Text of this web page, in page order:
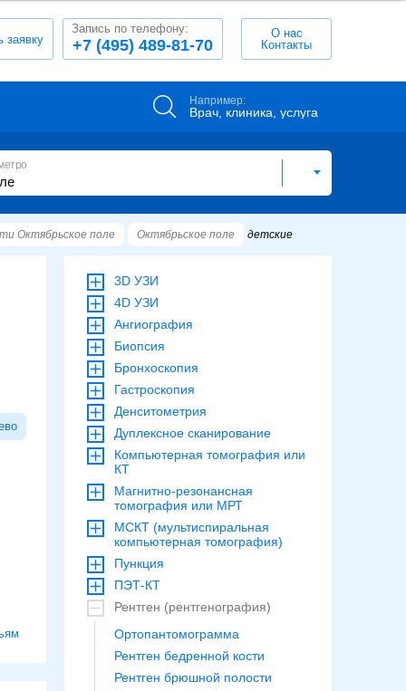
заявку +7 (495) 489-81-70
Запись по телефону:
О нас
Контакты
Например:
Врач, клиника, услуга
Октябрьское поле Октябрьское поле детские
3D УЗИ
4D УЗИ
Ангиография
Биопсия
Бронхоскопия
Гастроскопия
Денситометрия
Дуплексное сканирование
Компьютерная томография или
КТ
Магнитно-резонансная
томография или МРТ
МСКТ (мультиспиральная
компьютерная томография)
Пункция
ПЭТ-КТ
Рентген (рентгенография)
Ортопантомограмма
Рентген бедренной кости
Рентген брюшной полости